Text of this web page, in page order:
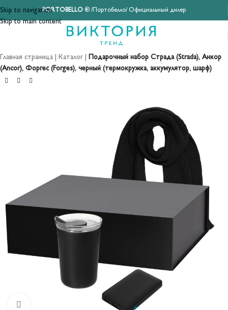
Skip to navigation
Skip to main content
PORTOBELLO® /Портобелло/ Официальный дилер
Главная страница Каталог
Подарочный набор Страда (Strada), Анкор
(Ancor), Форгес (Forges), черный (термокружка, аккумулятор, шарф)